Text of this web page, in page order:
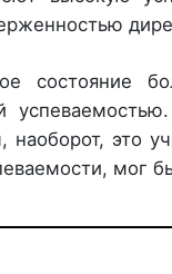
состояние
это
мог